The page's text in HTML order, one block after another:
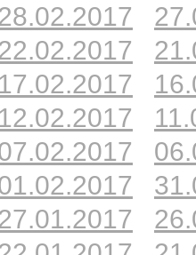
17.02.2017
12.02.2017